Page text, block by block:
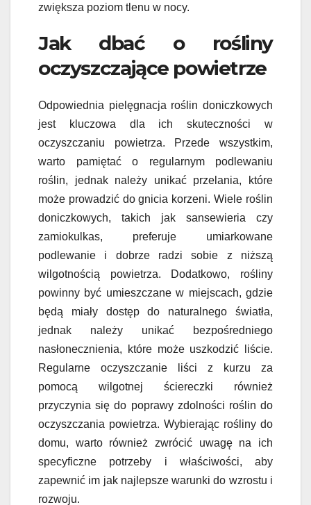
zwiększa poziom tlenu w nocy.
Jak dbać o rośliny
oczyszczające powietrze
Odpowiednia pielęgnacja roślin doniczkowych
jest kluczowa dla ich skuteczności w
oczyszczaniu powietrza. Przede wszystkim,
warto pamiętać o regularnym podlewaniu
roślin, jednak należy unikać przelania, które
może prowadzić do gnicia korzeni. Wiele roślin
doniczkowych, takich jak sansewieria czy
zamiokulkas, preferuje umiarkowane
podlewanie i dobrze radzi sobie z niższą
wilgotnością powietrza. Dodatkowo, rośliny
powinny być umieszczane w miejscach, gdzie
będą miały dostęp do naturalnego światła,
jednak należy unikać bezpośredniego
nasłonecznienia, które może uszkodzić liście.
Regularne oczyszczanie liści z kurzu za
pomocą wilgotnej ściereczki również
przyczynia się do poprawy zdolności roślin do
oczyszczania powietrza. Wybierając rośliny do
domu, warto również zwrócić uwagę na ich
specyficzne potrzeby i właściwości, aby
zapewnić im jak najlepsze warunki do wzrostu i
rozwoju.